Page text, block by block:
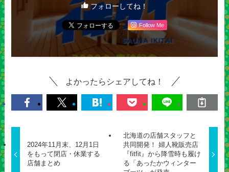
フォローしてね！
Follow Me
よかったらシェアしてね！
2024年11月末、12月1日
をもって閉店・休業する
店舗まとめ
北海道の店舗スタッフと
共同開発！ 婦人靴販売店
『fitfit』から降雪時も履け
る「あったかウィンター